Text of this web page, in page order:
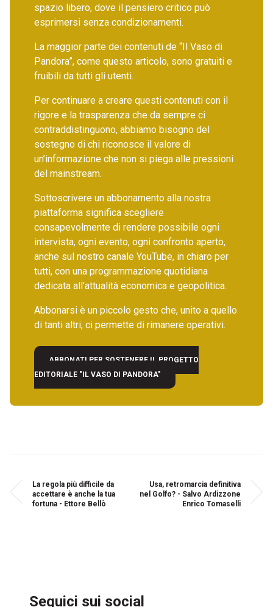
spazio libero, dove il pensiero critico può
esprimersi senza condizionamenti.
La maggior parte dei contenuti de “Il Vaso di
Pandora”, come questo articolo, sono gratuiti e
fruibili da tutti gli utenti.
Per continuare a creare questi contenuti con il
rigore e la trasparenza che da sempre ci
contraddistinguono, abbiamo bisogno del
sostegno di chi riconosce il valore di
un’informazione che non si piega alle pressioni
del mainstream.
Sottoscrivere un abbonamento alla nostra
piattaforma significa scegliere
consapevolmente di rendere possibile ogni
intervista, ogni evento, ogni confronto aperto,
anche sul nostro canale YouTube, in chiaro per
tutti, con una programmazione quotidiana
dedicata all’attualità economica e geopolitica.
Abbonarsi è un piccolo gesto che, unito a quello
di tanti altri, ci permette di rimanere operativi.
ABBONATI PER SOSTENERE IL PROGETTO
EDITORIALE "IL VASO DI PANDORA"
La regola più difficile da
accettare è anche la tua
fortuna - Ettore Bellò
Usa, retromarcia definitiva
nel Golfo? - Salvo Ardizzone
Enrico Tomaselli
Seguici sui social